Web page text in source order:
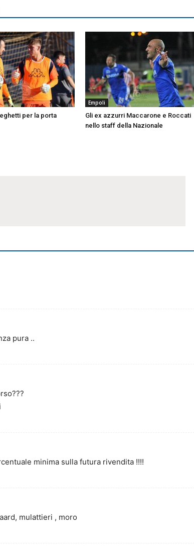
per la porta
Empoli
Gli ex azzurri Maccarone e Roccati
nello staff della Nazionale
pura ..
minima sulla futura rivendita !!!!
mulattieri , moro